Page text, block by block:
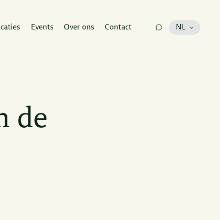
Events Over ons Contact NL
de